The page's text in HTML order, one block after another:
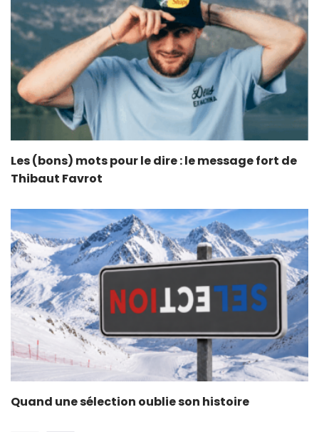
Les (bons) mots pour le dire : le message fort de
Thibaut Favrot
Quand une sélection oublie son histoire